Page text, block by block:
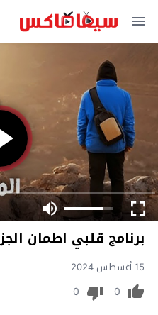
ﺑﺮﻧﺎﻣﺞ قلبي اطمان
15 أغسطس 2024
0
0